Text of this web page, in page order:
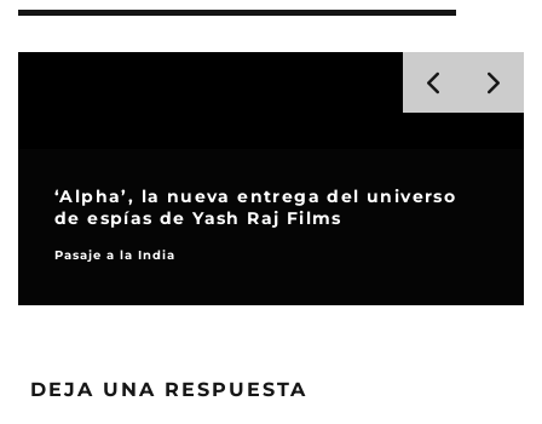
‘Alpha’, la nueva entrega del universo
de espías de Yash Raj Films
Pasaje a la India
DEJA UNA RESPUESTA